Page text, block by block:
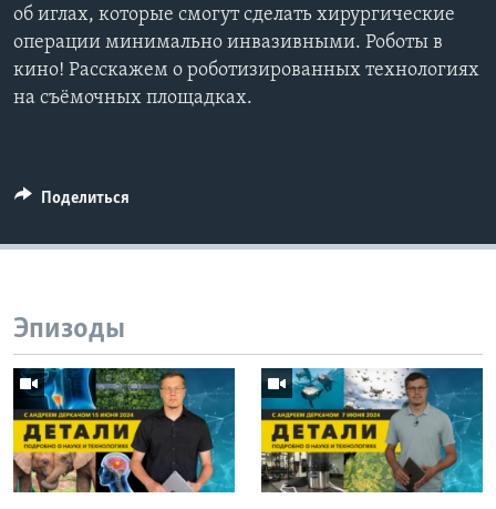
об иглах, которые смогут сделать хирургические
операции минимально инвазивными. Роботы в
кино! Расскажем о роботизированных технологиях
на съёмочных площадках.
Поделиться
Эпизоды